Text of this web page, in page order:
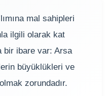
mal sahipleri
ilgili olarak kat
bir ibare var: Arsa
büyüklükleri ve
zorundadır.